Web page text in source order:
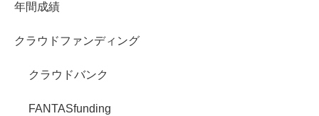
年間成績
クラウドファンディング
クラウドバンク
FANTASfunding